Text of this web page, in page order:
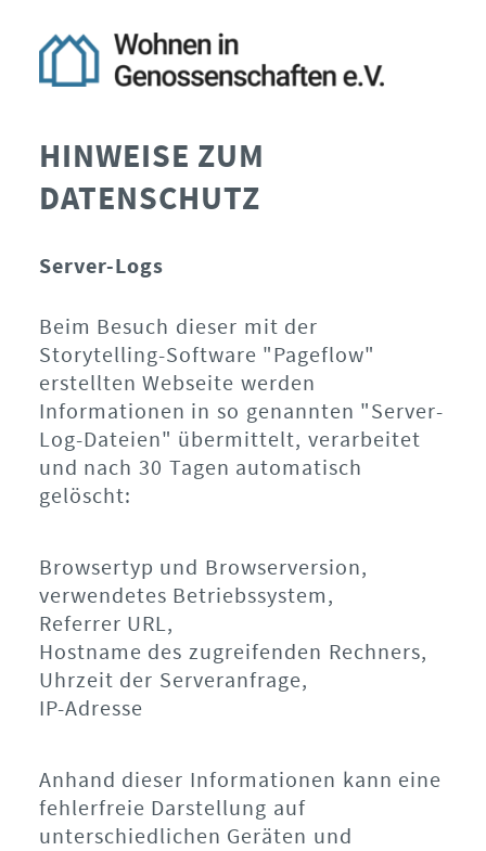
HINWEISE ZUM
DATENSCHUTZ
Server-Logs
Beim Besuch dieser mit der
Storytelling-Software "Pageflow"
erstellten Webseite werden
Informationen in so genannten "Server-
Log-Dateien" übermittelt, verarbeitet
und nach 30 Tagen automatisch
gelöscht:
Browsertyp und Browserversion,
verwendetes Betriebssystem,
Referrer URL,
Hostname des zugreifenden Rechners,
Uhrzeit der Serveranfrage,
IP-Adresse
Anhand dieser Informationen kann eine
fehlerfreie Darstellung auf
unterschiedlichen Geräten und